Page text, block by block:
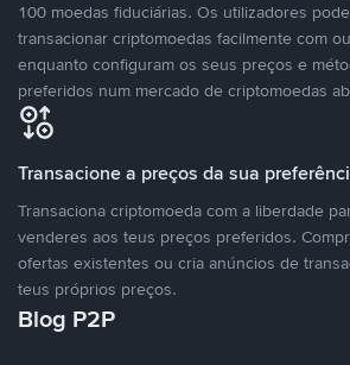
100 moedas fiduciárias. Os utilizadores
transacionar criptomoedas facilmente com
enquanto configuram os seus preços e
preferidos num mercado de criptomoedas
Transacione a preços da sua
Transaciona criptomoeda com a liberdade
venderes aos teus preços preferidos.
ofertas existentes ou cria anúncios de
teus próprios preços.
Blog P2P